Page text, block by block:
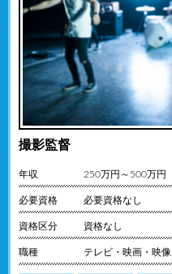
撮影監督
年収 250万円～500万円
必要資格 必要資格なし
資格区分 資格なし
職種 テレビ・映画・映像